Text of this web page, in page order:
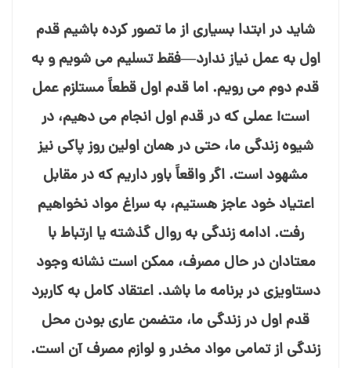
شاید در ابتدا بسیاری از ما تصور کرده باشیم قدم
اول به عمل نیاز ندارد—فقط تسلیم می ⁯شویم و به
قدم دوم می ⁯رویم. اما قدم اول قطعاً مستلزم عمل
است! عملی که در قدم اول انجام می⁯ دهیم، در
شیوه زندگی ما، حتی در همان اولین روز پاکی نیز
مشهود است. اگر واقعاً باور داریم که در مقابل
اعتیاد خود عاجز هستیم، به سراغ مواد نخواهیم
رفت. ادامه زندگی به روال گذشته یا ارتباط با
معتادان در حال مصرف، ممکن است نشانه وجود
دستاویزی در برنامه ما باشد. اعتقاد کامل به کاربرد
قدم اول در زندگی ما، متضمن عاری بودن محل
زندگی از تمامی مواد مخدر و لوازم مصرف آن است.